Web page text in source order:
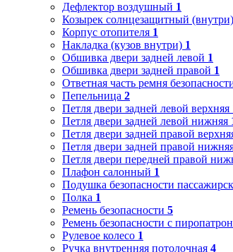
Дефлектор воздушный 1
Козырек солнцезащитный (внутри)
Корпус отопителя 1
Накладка (кузов внутри) 1
Обшивка двери задней левой 1
Обшивка двери задней правой 1
Ответная часть ремня
Пепельница 2
Петля двери задней левой верхняя
Петля двери задней левой нижняя
Петля двери задней правой
Петля двери задней правой
Петля двери передней правой
Плафон салонный 1
Подушка безопасности
Полка 1
Ремень безопасности 5
Ремень безопасности с
Рулевое колесо 1
Ручка внутренняя потолочная 4